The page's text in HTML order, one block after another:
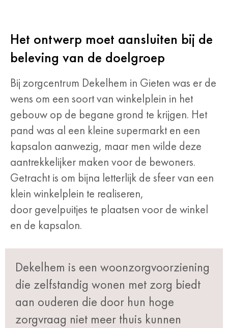
Dekelhem is een woonzorgvoorziening
die zelfstandig wonen met zorg biedt
aan ouderen die door hun hoge
zorgvraag niet meer thuis kunnen
Het ontwerp moet aansluiten bij de
beleving van de doelgroep
Bij zorgcentrum Dekelhem in Gieten was er de
wens om een soort van winkelplein in het
gebouw op de begane grond te krijgen. Het
pand was al een kleine supermarkt en een
kapsalon aanwezig, maar men wilde deze
aantrekkelijker maken voor de bewoners.
Getracht is om bijna letterlijk de sfeer van een
klein winkelplein te realiseren,
door gevelpuitjes te plaatsen voor de winkel
en de kapsalon.